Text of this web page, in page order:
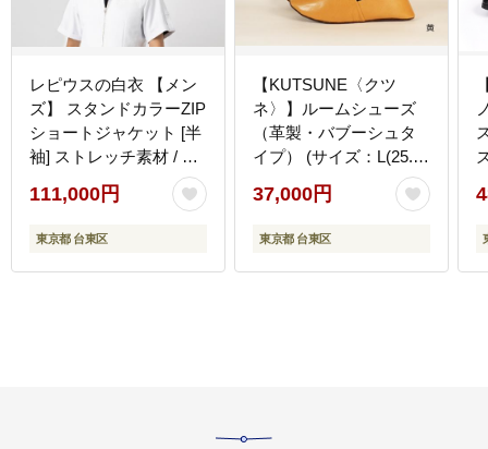
レピウスの白衣 【メン
ズ】 スタンドカラーZIP
ショートジャケット [半
袖] ストレッチ素材 / ネ
ーム刺繍付き(サイズ：
46サイズ)
111,000円
東京都 台東区
【KUTSUNE〈クツ
ネ〉】ルームシューズ
（革製・バブーシュタ
イプ） (サイズ：L(25.5-
26.0cm)、カラー：黄)
37,000円
東京都 台東区